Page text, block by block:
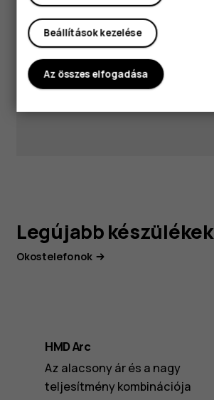
Támogatás
Legújabb készülékek
Okostelefonok
HMD Arc
Az alacsony ár és a nagy
teljesítmény kombinációja
Beállítások kezelése
Az összes elfogadása